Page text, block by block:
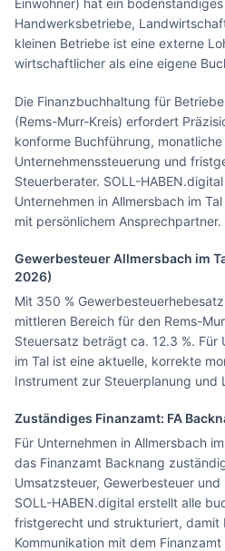
Einwohner) hat ein
Handwerksbetriebe,
kleinen Betriebe ist eine externe
wirtschaftlicher als eine eigene
Die Finanzbuchhaltung für
(Rems-Murr-Kreis) erfordert
konforme Buchführung, monatliche
Unternehmenssteuerung und
Steuerberater. SOLL-
Unternehmen in Allmersbach im
mit persönlichem Ansprechpartner.
GewerbesteuerAllmersbach im
2026)
Mit 350 %
mittleren Bereich für den Rems-
Steuersatz beträgt ca. 12.3 %. Für
im Tal ist eine aktuelle, korrekte
Instrument zur Steuerplanung und
Zuständiges Finanzamt: FA
Für Unternehmen in Allmersbach
das Finanzamt Backnang
Umsatzsteuer, Gewerbesteuer
SOLL-HABEN.digital erstellt alle
fristgerecht und strukturiert, damit
Kommunikation mit dem